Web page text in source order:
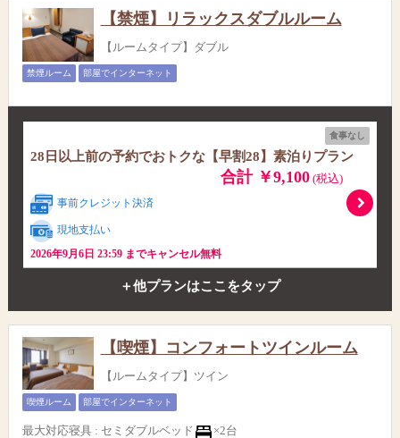
【禁煙】リラックスダブルルーム
【ルームタイプ】ダブル
禁煙ルーム 部屋でインターネット
食事なし
28日以上前の予約でおトクな【早割28】素泊りプラン
合計 ￥9,100(税込)
事前クレジット決済
現地支払い
2026年9月6日 23:59 までキャンセル無料
＋他プランはここをタップ
【喫煙】コンフォートツインルーム
【ルームタイプ】ツイン
喫煙ルーム 部屋でインターネット
最大対応寝具 : セミダブルベッド ×2台